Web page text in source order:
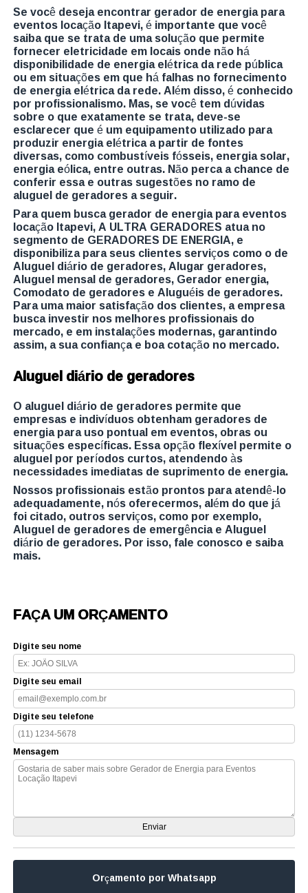
Se você deseja encontrar gerador de energia para
eventos locação Itapevi, é importante que você
saiba que se trata de uma solução que permite
fornecer eletricidade em locais onde não há
disponibilidade de energia elétrica da rede pública
ou em situações em que há falhas no fornecimento
de energia elétrica da rede. Além disso, é conhecido
por profissionalismo. Mas, se você tem dúvidas
sobre o que exatamente se trata, deve-se
esclarecer que é um equipamento utilizado para
produzir energia elétrica a partir de fontes
diversas, como combustíveis fósseis, energia solar,
energia eólica, entre outras. Não perca a chance de
conferir essa e outras sugestões no ramo de
aluguel de geradores a seguir.
Para quem busca gerador de energia para eventos
locação Itapevi, A ULTRA GERADORES atua no
segmento de GERADORES DE ENERGIA, e
disponibiliza para seus clientes serviços como o de
Aluguel diário de geradores, Alugar geradores,
Aluguel mensal de geradores, Gerador energia,
Comodato de geradores e Aluguéis de geradores.
Para uma maior satisfação dos clientes, a empresa
busca investir nos melhores profissionais do
mercado, e em instalações modernas, garantindo
assim, a sua confiança e boa cotação no mercado.
Aluguel diário de geradores
O aluguel diário de geradores permite que
empresas e indivíduos obtenham geradores de
energia para uso pontual em eventos, obras ou
situações específicas. Essa opção flexível permite o
aluguel por períodos curtos, atendendo às
necessidades imediatas de suprimento de energia.
Nossos profissionais estão prontos para atendê-lo
adequadamente, nós oferecermos, além do que já
foi citado, outros serviços, como por exemplo,
Aluguel de geradores de emergência e Aluguel
diário de geradores. Por isso, fale conosco e saiba
mais.
FAÇA UM ORÇAMENTO
Digite seu nome
Digite seu email
Digite seu telefone
Mensagem
Orçamento por Whatsapp